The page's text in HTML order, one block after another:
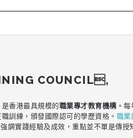
COUNCIL,
香港最具規模的職業專才教育機構。每
訓練，頒發國際認可的學歷資格。 職業
調實踐經驗及成效，重點並不單是傳授